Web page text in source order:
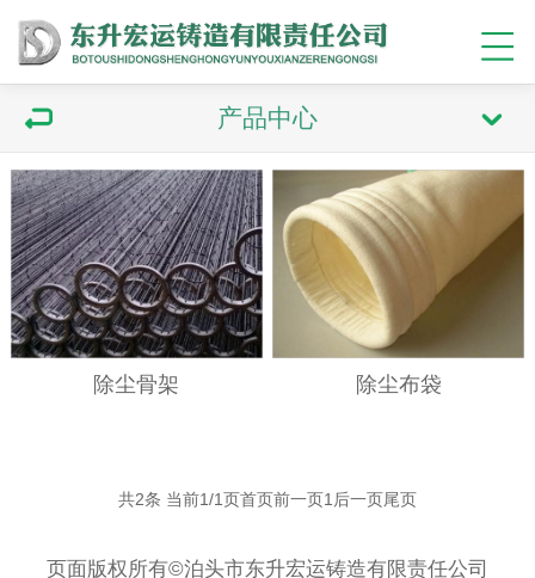
产品中心
除尘骨架 除尘布袋
共2条 当前1/1页首页前一页1后一页尾页
页面版权所有©泊头市东升宏运铸造有限责任公司